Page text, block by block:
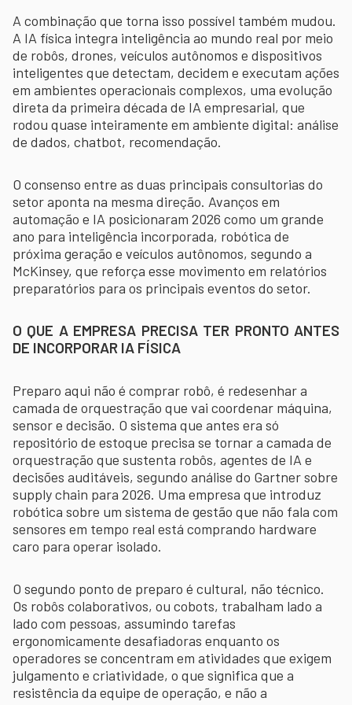
A combinação que torna isso possível também mudou.
A IA física integra inteligência ao mundo real por meio
de robôs, drones, veículos autônomos e dispositivos
inteligentes que detectam, decidem e executam ações
em ambientes operacionais complexos, uma evolução
direta da primeira década de IA empresarial, que
rodou quase inteiramente em ambiente digital: análise
de dados, chatbot, recomendação.
O consenso entre as duas principais consultorias do
setor aponta na mesma direção. Avanços em
automação e IA posicionaram 2026 como um grande
ano para inteligência incorporada, robótica de
próxima geração e veículos autônomos, segundo a
McKinsey, que reforça esse movimento em relatórios
preparatórios para os principais eventos do setor.
O QUE A EMPRESA PRECISA TER PRONTO ANTES
DE INCORPORAR IA FÍSICA
Preparo aqui não é comprar robô, é redesenhar a
camada de orquestração que vai coordenar máquina,
sensor e decisão. O sistema que antes era só
repositório de estoque precisa se tornar a camada de
orquestração que sustenta robôs, agentes de IA e
decisões auditáveis, segundo análise do Gartner sobre
supply chain para 2026. Uma empresa que introduz
robótica sobre um sistema de gestão que não fala com
sensores em tempo real está comprando hardware
caro para operar isolado.
O segundo ponto de preparo é cultural, não técnico.
Os robôs colaborativos, ou cobots, trabalham lado a
lado com pessoas, assumindo tarefas
ergonomicamente desafiadoras enquanto os
operadores se concentram em atividades que exigem
julgamento e criatividade, o que significa que a
resistência da equipe de operação, e não a